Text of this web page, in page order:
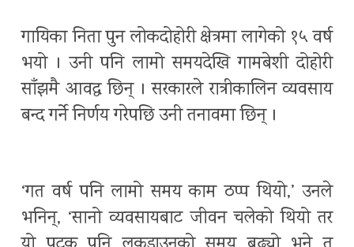
गायिका निता पुन लोकदोहोरी क्षेत्रमा लागेको १५ वर्ष
भयो । उनी पनि लामो समयदेखि गामबेशी दोहोरी
साँझमै आवद्ध छिन् । सरकारले रात्रीकालिन व्यवसाय
बन्द गर्ने निर्णय गरेपछि उनी तनावमा छिन् ।
‘गत वर्ष पनि लामो समय काम ठप्प थियो,’ उनले
भनिन्, ‘सानो व्यवसायबाट जीवन चलेको थियो तर